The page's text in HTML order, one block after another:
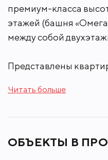
премиум-класса
этажей (башня
между собой
Представлены
пентхаусы на верхних
Читать больше
ОБЪЕКТЫ В